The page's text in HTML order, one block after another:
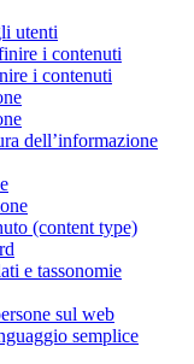
utenti
i contenuti
i contenuti
dell’informazione
(content type)
e tassonomie
sul web
semplice